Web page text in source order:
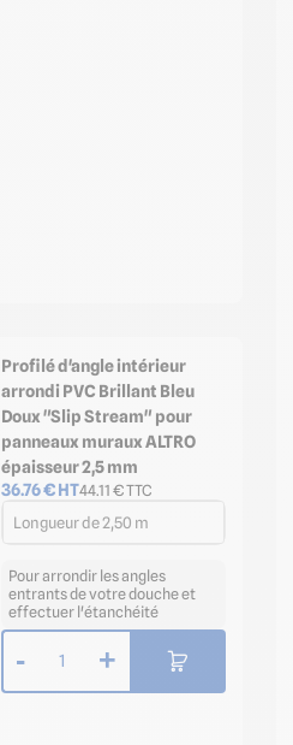
Profilé d'angle intérieur
arrondi PVC Brillant Bleu
Doux "Slip Stream" pour
panneaux muraux ALTRO
épaisseur 2,5 mm
36.76€ HT44.11 € TTC
Longueur de 2,50 m
Pour arrondir les angles
entrants de votre douche et
effectuer l'étanchéité
- 1 +